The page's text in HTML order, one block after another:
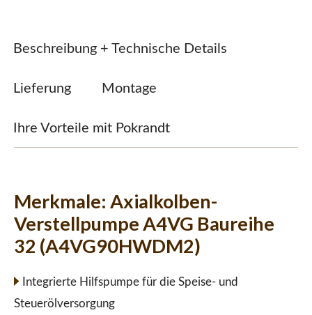
Beschreibung + Technische Details
Lieferung Montage
Ihre Vorteile mit Pokrandt
Merkmale: Axialkolben-
Verstellpumpe A4VG Baureihe
32 (A4VG90HWDM2)
Integrierte Hilfspumpe für die Speise- und
Steuerölversorgung